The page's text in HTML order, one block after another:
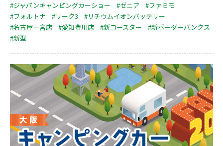
#ジャパンキャンピングカーショー
#ゼニア
#ファミモ
#フォルトナ
#リーク3
#リチウムイオンバッテリー
#名古屋一宮店
#愛知豊川店 #新コースター
#新ボーダーバンクス
#新型